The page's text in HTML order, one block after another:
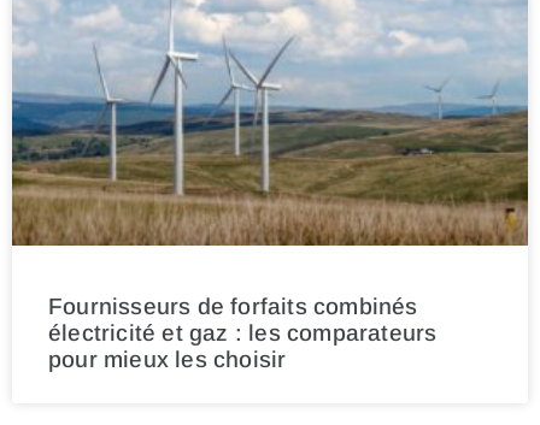
Fournisseurs de forfaits combinés
électricité et gaz : les comparateurs
pour mieux les choisir